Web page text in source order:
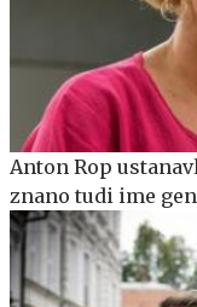
Anton Rop
znano tudi ime